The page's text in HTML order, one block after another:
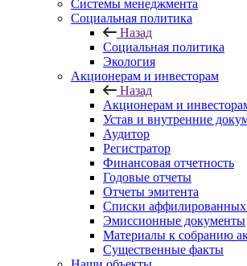
Системы менеджмента
Социальная политика
Назад
Социальная политика
Экология
Акционерам и инвесторам
Назад
Акционерам и
Устав и внутренние
Аудитор
Регистратор
Финансовая отчетность
Годовые отчеты
Отчеты эмитента
Списки
Эмиссионные документы
Материалы к собранию
Существенные факты